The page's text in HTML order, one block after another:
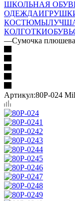
ШКОЛЬНАЯ
ОДЕЖДА
КОСТЮМЫ
КОЛГОТКИОБУВЬ
—Сумочка
Артикул:80P-024